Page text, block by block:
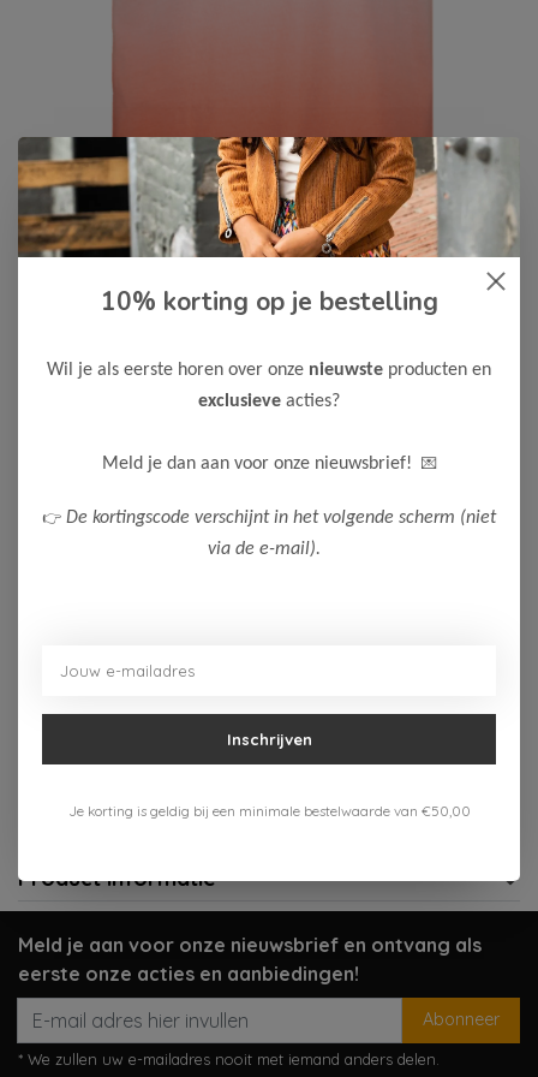
Cars Jeans
Cars Jeans Meisjes T-Shirt THARI
Gratis verzenden vanaf 75,-
Meer informatie?
Neem contact op over dit product
Product informatie
Meld je aan voor onze nieuwsbrief en ontvang als
eerste onze acties en aanbiedingen!
Abonneer
* We zullen uw e-mailadres nooit met iemand anders delen.
10% korting op je bestelling
Wil je als eerste horen over onze nieuwste producten en
exclusieve acties?
Meld je dan aan voor onze nieuwsbrief! 💌
👉 De kortingscode verschijnt in het volgende scherm (niet
via de e-mail).
Inschrijven
Je korting is geldig bij een minimale bestelwaarde van €50,00